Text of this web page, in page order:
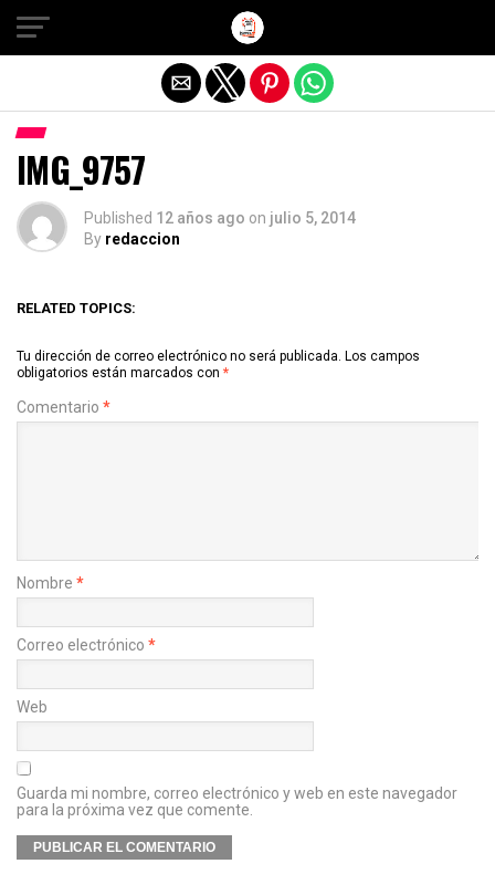
IMG_9757
Published 12 años ago on julio 5, 2014
By redaccion
RELATED TOPICS:
Tu dirección de correo electrónico no será publicada. Los campos
obligatorios están marcados con *
Comentario *
Nombre *
Correo electrónico *
Web
Guarda mi nombre, correo electrónico y web en este navegador
para la próxima vez que comente.
Salir de la versión móvil